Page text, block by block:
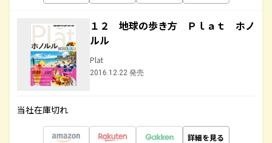
１２ 地球の歩き方 Ｐｌａｔ ホノ
ルル
Plat
2016.12.22 発売
当社在庫切れ
詳細を見る